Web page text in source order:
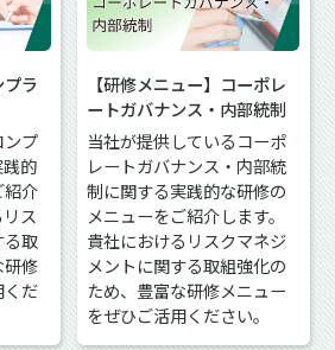
プラ
ンプ
的
紹介
ス
る取
研修
くだ
【研修メニュー】コーポレ
ートガバナンス・内部統制
当社が提供しているコーポ
レートガバナンス・内部統
制に関する実践的な研修の
メニューをご紹介します。
貴社におけるリスクマネジ
メントに関する取組強化の
ため、豊富な研修メニュー
をぜひご活用ください。